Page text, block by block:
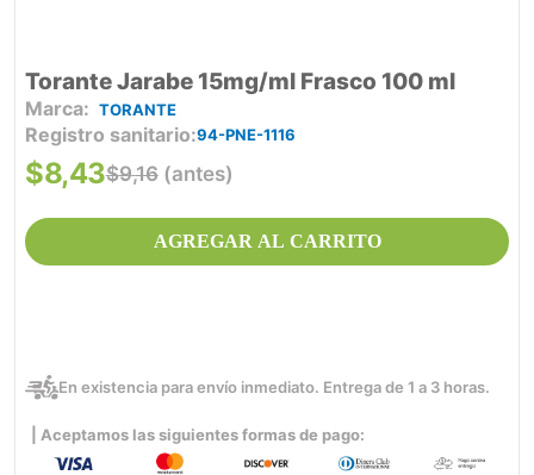
Torante Jarabe 15mg/ml Frasco 100 ml
TORANTE
Registro sanitario 94-PNE-1116
$9,16 (antes)
$8,43
AGREGAR AL CARRITO
En existencia para envío inmediato. Entrega de 1 a 3 horas.
| Aceptamos las siguientes formas de pago: